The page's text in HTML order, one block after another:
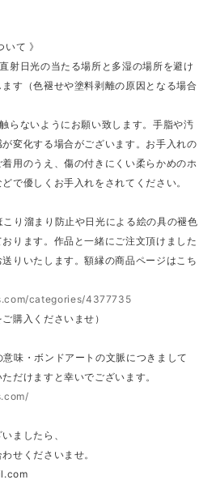
いて 》
射日光の当たる場所と多湿の場所を避け
す（色褪せや塗料剥離の原因となる場合
らないようにお願い致します。手脂や汚
変化する場合がございます。お手入れの
用のうえ、傷の付きにくい柔らかめのホ
で優しくお手入れをされてください。
り溜まり防止や日光による絵の具の褪色
ります。作品と一緒にご注文頂けました
りいたします。額縁の商品ページはこち
categories/4377735
購入くださいませ）
味・ボンドアートの文脈につきまして
だけますと幸いでございます。
ましたら、
せくださいませ。